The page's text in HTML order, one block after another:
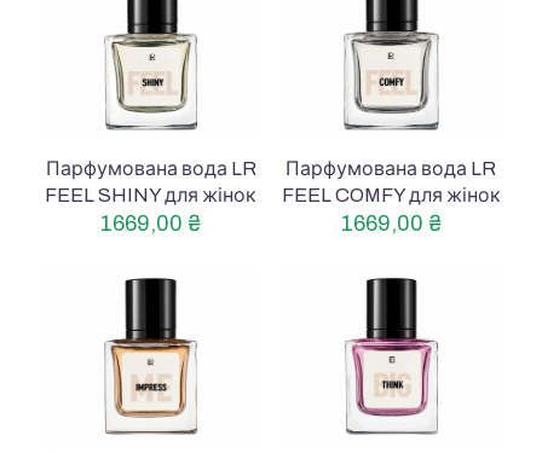
Парфумована вода LR
FEEL SHINY для жінок
1669,00 ₴
Парфумована вода LR
FEEL COMFY для жінок
1669,00 ₴